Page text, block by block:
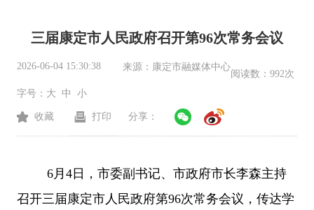
三届康定市人民政府召开第96次常务会议
2026-06-04 15:30:38 来源： 康定市融媒体中心
阅读数： 992次
字号： 大 中 小
收藏 打印 分享：
6月4日，市委副书记、市政府市长李森主持
召开三届康定市人民政府第96次常务会议，传达学